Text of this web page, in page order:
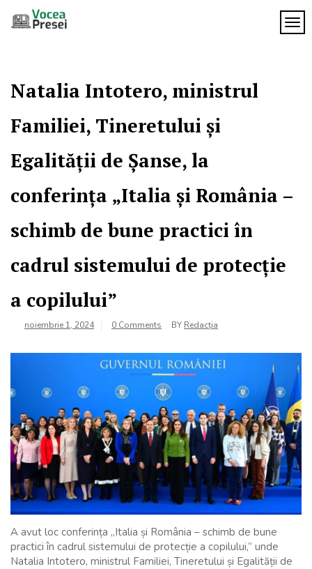
Natalia Intotero, ministrul
Familiei, Tineretului și
Egalității de Șanse, la
conferința „Italia și România –
schimb de bune practici în
cadrul sistemului de protecție
a copilului”
noiembrie 1, 2024 0 Comments BY Redacția
A avut loc conferința „Italia și România – schimb de bune
practici în cadrul sistemului de protecție a copilului,” unde
Natalia Intotero, ministrul Familiei, Tineretului și Egalității de